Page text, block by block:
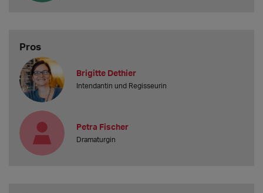
Pros
Brigitte Dethier
Intendantin und Regisseurin
Petra Fischer
Dramaturgin